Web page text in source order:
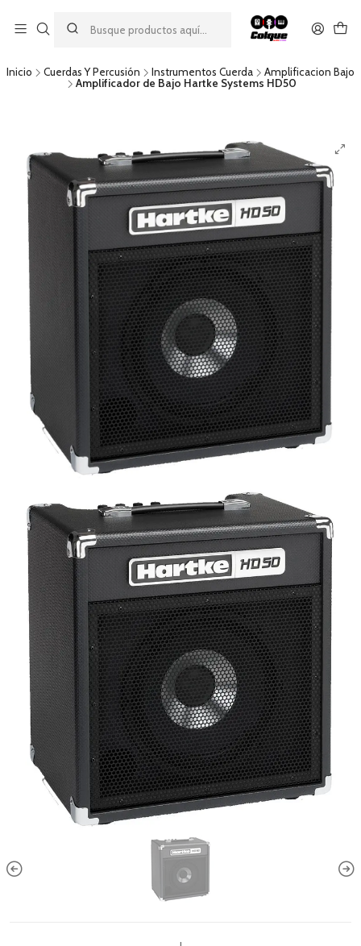
descuento por pago con transferencia bancaria
por una compra mínima de $49.990. Este descuento no es
acumulable a otras promociones ni aplicable a gastos de envío.
Inicio Cuerdas Y Percusión Instrumentos Cuerda
Amplificacion Bajo
Amplificador de Bajo Hartke Systems HD50